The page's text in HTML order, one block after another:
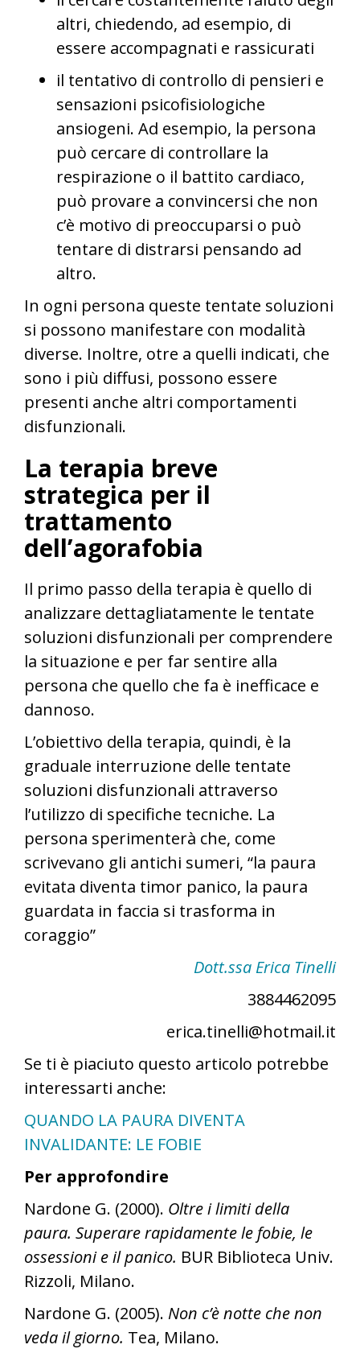
altri, chiedendo, ad esempio, di
essere accompagnati e rassicurati
il tentativo di controllo di pensieri e
sensazioni psicofisiologiche
ansiogeni. Ad esempio, la persona
può cercare di controllare la
respirazione o il battito cardiaco,
può provare a convincersi che non
c’è motivo di preoccuparsi o può
tentare di distrarsi pensando ad
altro.
In ogni persona queste tentate soluzioni
si possono manifestare con modalità
diverse. Inoltre, otre a quelli indicati, che
sono i più diffusi, possono essere
presenti anche altri comportamenti
disfunzionali.
La terapia breve
strategica per il
trattamento
dell’agorafobia
Il primo passo della terapia è quello di
analizzare dettagliatamente le tentate
soluzioni disfunzionali per comprendere
la situazione e per far sentire alla
persona che quello che fa è inefficace e
dannoso.
L’obiettivo della terapia, quindi, è la
graduale interruzione delle tentate
soluzioni disfunzionali attraverso
l’utilizzo di specifiche tecniche. La
persona sperimenterà che, come
scrivevano gli antichi sumeri, “la paura
evitata diventa timor panico, la paura
guardata in faccia si trasforma in
coraggio”
Dott.ssa Erica Tinelli
3884462095
erica.tinelli@hotmail.it
Se ti è piaciuto questo articolo potrebbe
interessarti anche:
QUANDO LA PAURA DIVENTA
INVALIDANTE: LE FOBIE
Per approfondire
Nardone G. (2000). Oltre i limiti della
paura. Superare rapidamente le fobie, le
ossessioni e il panico. BUR Biblioteca Univ.
Rizzoli, Milano.
Nardone G. (2005). Non c’è notte che non
veda il giorno. Tea, Milano.